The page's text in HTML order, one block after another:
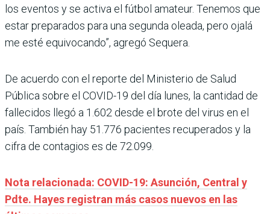
los eventos y se activa el fútbol amateur. Tenemos que
estar preparados para una segunda oleada, pero ojalá
me esté equivocando”, agregó Sequera.
De acuerdo con el reporte del Ministerio de Salud
Pública sobre el COVID-19 del día lunes, la cantidad de
fallecidos llegó a 1.602 desde el brote del virus en el
país. También hay 51.776 pacientes recuperados y la
cifra de contagios es de 72.099.
Nota relacionada: COVID-19: Asunción, Central y
Pdte. Hayes registran más casos nuevos en las